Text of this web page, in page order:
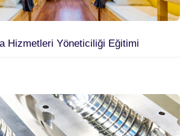
Hizmetleri Yöneticiliği Eğitimi